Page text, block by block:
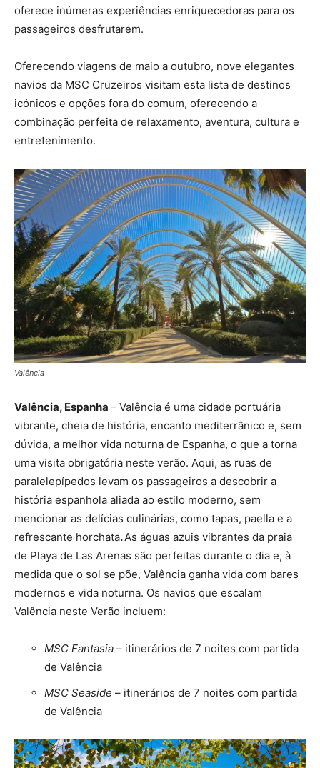
oferece inúmeras experiências enriquecedoras para os
passageiros desfrutarem.
Oferecendo viagens de maio a outubro, nove elegantes
navios da MSC Cruzeiros visitam esta lista de destinos
icónicos e opções fora do comum, oferecendo a
combinação perfeita de relaxamento, aventura, cultura e
entretenimento.
Valência
Valência, Espanha – Valência é uma cidade portuária
vibrante, cheia de história, encanto mediterrânico e, sem
dúvida, a melhor vida noturna de Espanha, o que a torna
uma visita obrigatória neste verão. Aqui, as ruas de
paralelepípedos levam os passageiros a descobrir a
história espanhola aliada ao estilo moderno, sem
mencionar as delícias culinárias, como tapas, paella e a
refrescante horchata.As águas azuis vibrantes da praia
de Playa de Las Arenas são perfeitas durante o dia e, à
medida que o sol se põe, Valência ganha vida com bares
modernos e vida noturna. Os navios que escalam
Valência neste Verão incluem:
MSC Fantasia – itinerários de 7 noites com partida
de Valência
MSC Seaside – itinerários de 7 noites com partida
de Valência